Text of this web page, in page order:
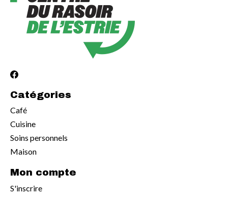
Catégories
Café
Cuisine
Soins personnels
Maison
Mon compte
S'inscrire